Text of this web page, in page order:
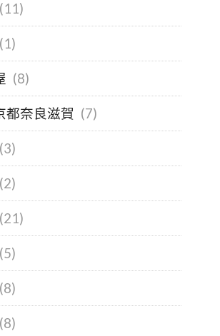
(11)
(1)
(8)
都奈良滋賀 (7)
(3)
(2)
(21)
(5)
(8)
(8)